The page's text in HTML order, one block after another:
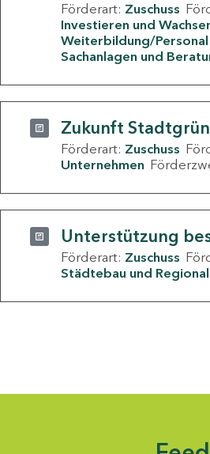
Förderart: Zuschuss
Investieren und
Weiterbildung/Personal
Sachanlagen und
Zukunft
Förderart: Zuschuss
Unternehmen
Unterstützung
Förderart: Zuschuss
Städtebau und